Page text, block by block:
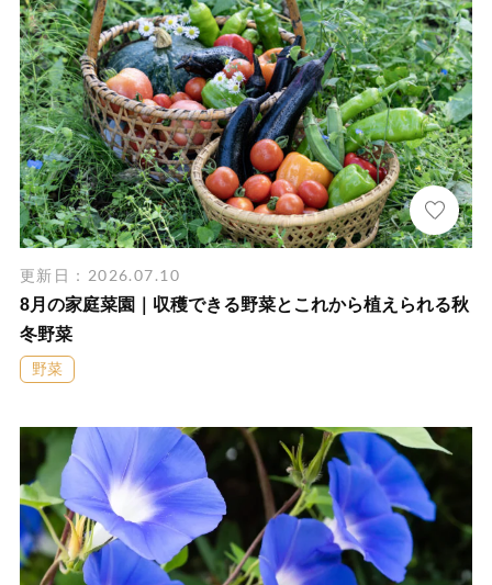
更新日：2026.07.10
8月の家庭菜園｜収穫できる野菜とこれから植えられる秋
冬野菜
野菜